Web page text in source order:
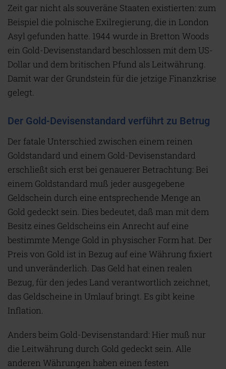
Zeit gar nicht als souveräne Staaten existierten: zum
Beispiel die polnische Exilregierung, die in London
Asyl gefunden hatte. 1944 wurde in Bretton Woods
ein Gold-Devisenstandard beschlossen mit dem US-
Dollar und dem britischen Pfund als Leitwährung.
Damit war der Grundstein für die jetzige Finanzkrise
gelegt.
Der Gold-Devisenstandard verführt zu Betrug
Der fatale Unterschied zwischen einem reinen
Goldstandard und einem Gold-Devisenstandard
erschließt sich erst bei genauerer Betrachtung: Bei
einem Goldstandard muß jeder ausgegebene
Geldschein durch eine entsprechende Menge an
Gold gedeckt sein. Dies bedeutet, daß man mit dem
Besitz eines Geldscheins ein Anrecht auf eine
bestimmte Menge Gold in physischer Form hat. Der
Preis von Gold ist in Bezug auf eine Währung fixiert
und unveränderlich. Das Geld hat einen realen
Bezug, für den jedes Land verantwortlich zeichnet,
das Geldscheine in Umlauf bringt. Es gibt keine
Inflation.
Anders beim Gold-Devisenstandard: Hier muß nur
die Leitwährung durch Gold gedeckt sein. Alle
anderen Währungen haben einen festen